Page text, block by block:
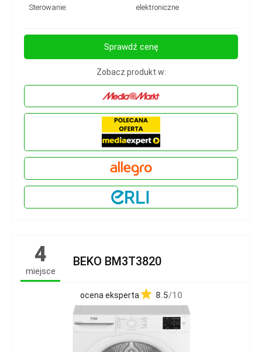
Sterowanie:
elektroniczne
Sprawdź cenę
Zobacz produkt w:
4
miejsce
BEKO BM3T3820
ocena eksperta 8.5/10